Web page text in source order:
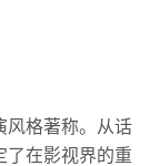
风格著称。从话
了在影视界的重